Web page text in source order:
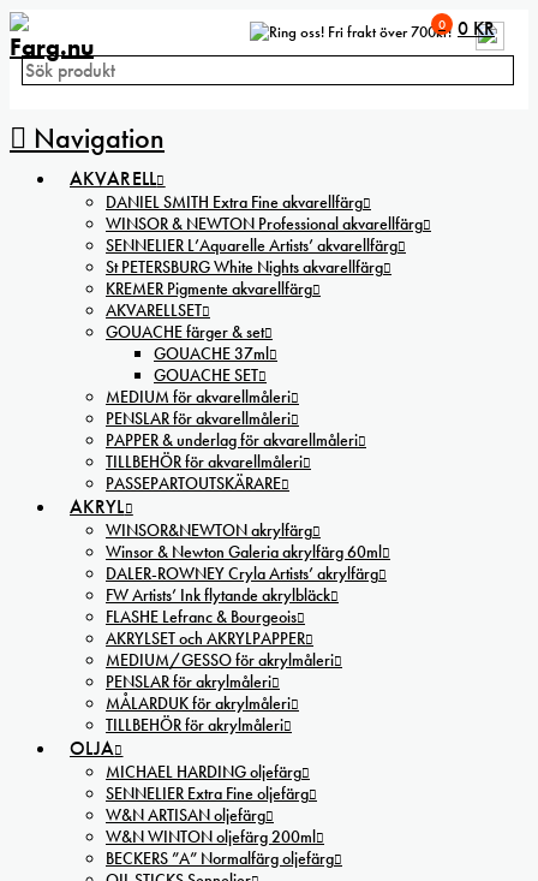
Fri frakt över 700kr!
Navigation
0 0 KR
AKVARELL
DANIEL SMITH Extra Fine akvarellfärg
WINSOR & NEWTON Professional akvarellfärg
SENNELIER L’Aquarelle Artists’ akvarellfärg
St PETERSBURG White Nights akvarellfärg
KREMER Pigmente akvarellfärg
AKVARELLSET
GOUACHE färger & set
GOUACHE 37ml
GOUACHE SET
MEDIUM för akvarellmåleri
PENSLAR för akvarellmåleri
PAPPER & underlag för akvarellmåleri
TILLBEHÖR för akvarellmåleri
PASSEPARTOUTSKÄRARE
AKRYL
WINSOR&NEWTON akrylfärg
Winsor & Newton Galeria akrylfärg 60ml
DALER-ROWNEY Cryla Artists’ akrylfärg
FW Artists’ Ink flytande akrylbläck
FLASHE Lefranc & Bourgeois
AKRYLSET och AKRYLPAPPER
MEDIUM/GESSO för akrylmåleri
PENSLAR för akrylmåleri
MÅLARDUK för akrylmåleri
TILLBEHÖR för akrylmåleri
OLJA
MICHAEL HARDING oljefärg
SENNELIER Extra Fine oljefärg
W&N ARTISAN oljefärg
W&N WINTON oljefärg 200ml
BECKERS ”A” Normalfärg oljefärg